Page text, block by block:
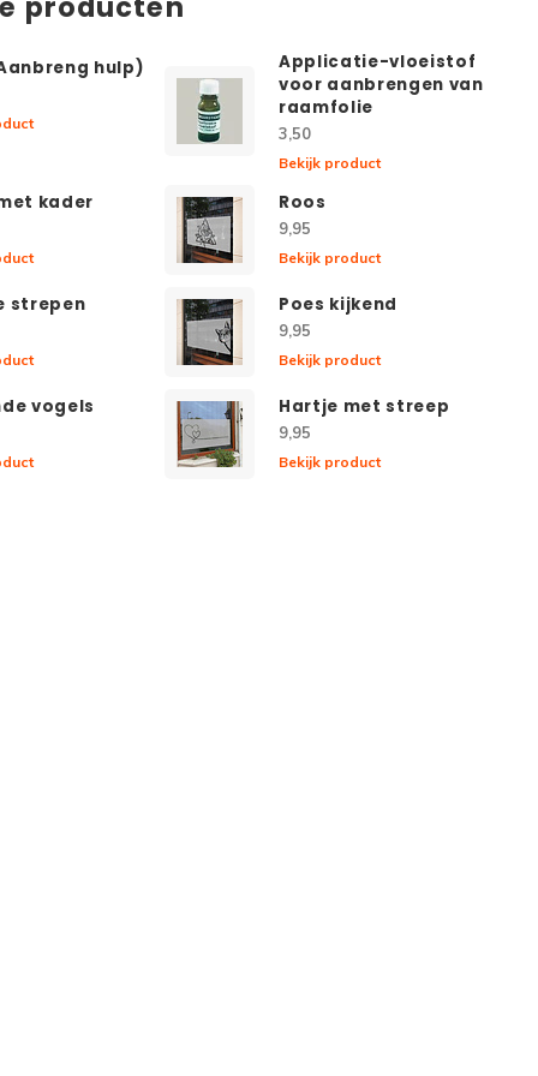
hulp)
Applicatie-vloeistof
voor aanbrengen van
raamfolie
3,50
Bekijk product
kader Roos
9,95
Bekijk product
strepen Poes kijkend
9,95
Bekijk product
vogels Hartje met streep
9,95
Bekijk product